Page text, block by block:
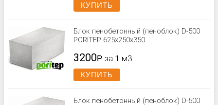
КУПИТЬ
Блок пенобетонный (пеноблок) D-500
PORITEP 625x250x350
3200Р за 1 м3
КУПИТЬ
Блок пенобетонный (пеноблок) D-500